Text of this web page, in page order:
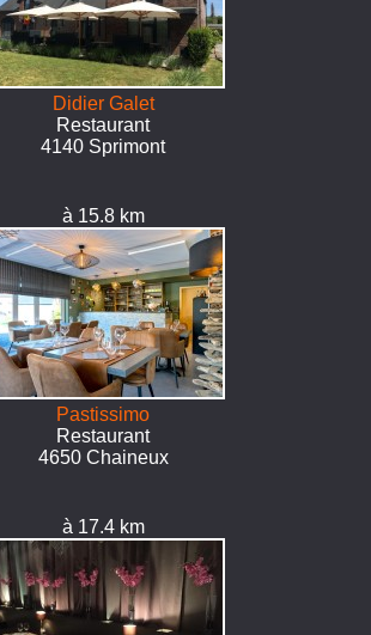
Didier Galet
Restaurant
4140 Sprimont
à 15.8 km
Pastissimo
Restaurant
4650 Chaineux
à 17.4 km